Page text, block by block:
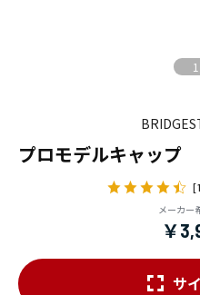
1
プロモデルキャップ
メーカー
￥
サ